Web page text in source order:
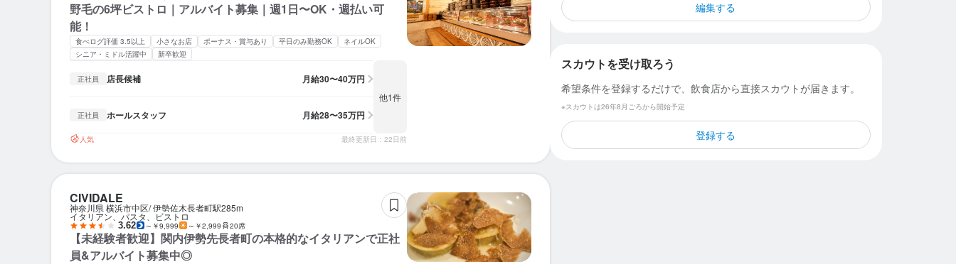
野毛の6坪ビストロ｜アルバイト募集｜週1日〜OK・週払い可
能！
食べログ評価 3.5以上 小さなお店 ボーナス・賞与あり 平日のみ勤務OK
ネイルOK
シニア・ミドル活躍中
新卒歓迎
正社員 店長候補 月給30〜40万円
正社員 ホールスタッフ 月給28〜35万円
他1件
人気 最終更新日：22日前
CIVIDALE
神奈川県 横浜市中区 伊勢佐木長者町駅285m
イタリアン、パスタ、ビストロ
3.62 ～￥9,999 ～￥2,999 20席
【未経験者歓迎】関内伊勢先長者町の本格的なイタリアンで正社
員&アルバイト募集中◎
編集する
スカウトを受け取ろう
希望条件を登録するだけで、飲食店から直接スカウトが届きます。
※スカウトは26年8月ごろから開始予定
登録する